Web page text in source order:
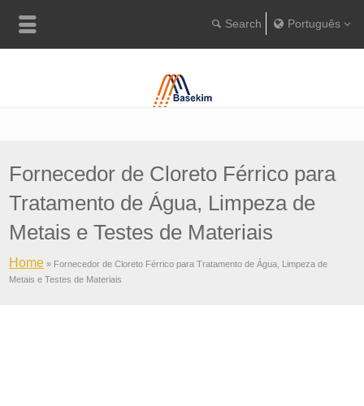
Português
English
Home » Fornecedor de Cloreto Férrico para Tratamento de Água, Limpeza de
Metais e Testes de Materiais
Fornecedor de Cloreto Férrico para
Tratamento de Água, Limpeza de
Metais e Testes de Materiais